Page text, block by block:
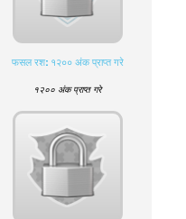
फसल रश: १२०० अंक प्राप्त गरे
१२०० अंक प्राप्त गरे